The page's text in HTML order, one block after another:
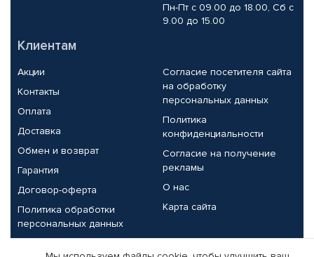
Пн-Пт с 09.00 до 18.00, Сб с
9.00 до 15.00
Клиентам
Акции
Контакты
Оплата
Доставка
Обмен и возврат
Гарантия
Договор-оферта
Политика обработки
персональных данных
Согласие посетителя сайта
на обработку
персональных данных
Политика
конфиденциальности
Согласие на получение
рекламы
О нас
Карта сайта